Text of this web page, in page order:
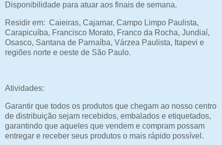
Disponibilidade para atuar aos finais de semana.
Residir em: Caieiras, Cajamar, Campo Limpo Paulista,
Carapicuíba, Francisco Morato, Franco da Rocha, Jundiaí,
Osasco, Santana de Parnaíba, Várzea Paulista, Itapevi e
regiões norte e oeste de São Paulo.
Atividades:
Garantir que todos os produtos que chegam ao nosso centro
de distribuição sejam recebidos, embalados e etiquetados,
garantindo que aqueles que vendem e compram possam
entregar e receber seus produtos o mais rápido possível.